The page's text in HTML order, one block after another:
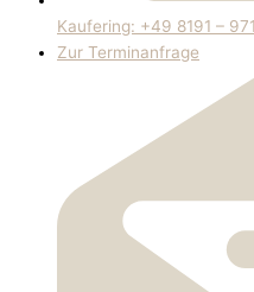
Kaufering: +49 8191 –
Zur Terminanfrage